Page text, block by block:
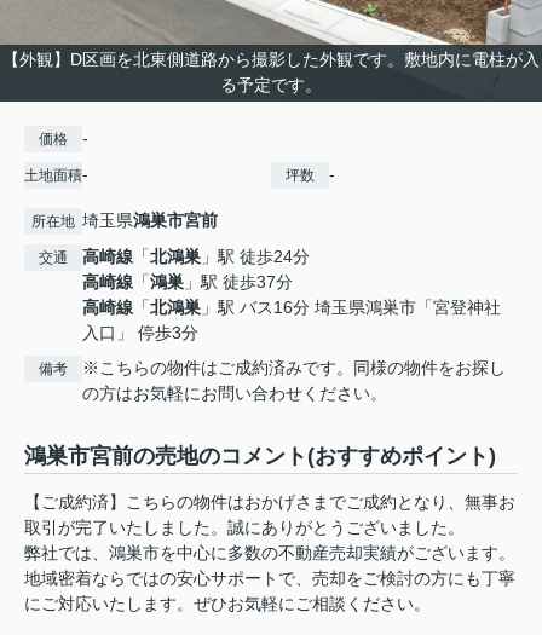
【外観】D区画を北東側道路から撮影した外観です。敷地内に電柱が入
る予定です。
価格 -
土地面積- 坪数 -
所在地 埼玉県鴻巣市宮前
交通 高崎線 「北鴻巣 」駅 徒歩24分
高崎線 「鴻巣 」駅 徒歩37分
高崎線 「北鴻巣 」駅 バス16分 埼玉県鴻巣市「宮登神社
入口」 停歩3分
備考
※こちらの物件はご成約済みです。同様の物件をお探し
の方はお気軽にお問い合わせください。
鴻巣市宮前の売地のコメント(おすすめポイント)
【ご成約済】こちらの物件はおかげさまでご成約となり、無事お
取引が完了いたしました。誠にありがとうございました。
弊社では、鴻巣市を中心に多数の不動産売却実績がございます。
地域密着ならではの安心サポートで、売却をご検討の方にも丁寧
にご対応いたします。ぜひお気軽にご相談ください。